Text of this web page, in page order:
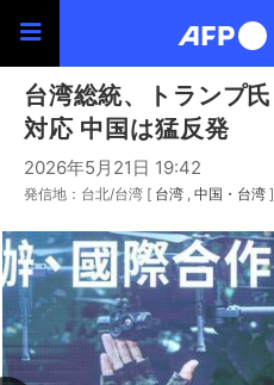
台湾総統、トランプ
対応 中国は猛反発
2026年5月21日 19:42
発信地：台北/台湾 [ 台湾 中国・台湾 ]